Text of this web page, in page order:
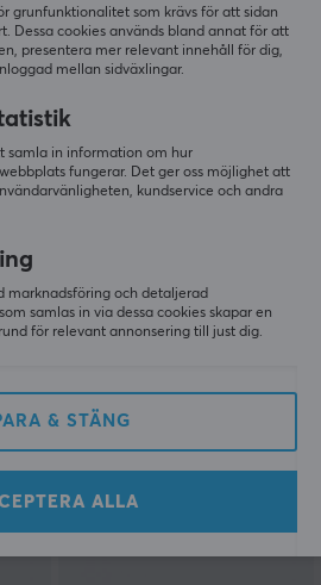
i
j5create
USB-C Multi-Port Hub
(0)
grunfunktionalitet som krävs för att sidan
Dessa cookies används bland annat för att
presentera mer relevant innehåll för dig,
mellan sidväxlingar.
samla in information om hur
fungerar. Det ger oss möjlighet att
kundservice och andra
marknadsföring och detaljerad
samlas in via dessa cookies skapar en
för relevant annonsering till just dig.
& STÄNG
ALLA